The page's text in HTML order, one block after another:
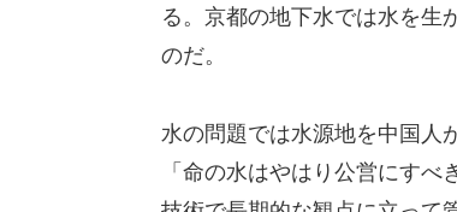
る。京都の地下水では水を生
のだ。
水の問題では水源地を中国人
「命の水はやはり公営にす